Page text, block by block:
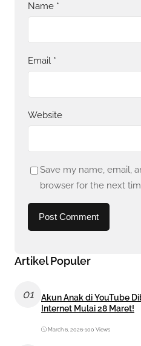
Name *
Email *
Website
Save my name, email,
browser for the next
Artikel Populer
01
Akun Anak di YouTube
Internet Mulai 28 Maret!
March 6, 2026•100 Views